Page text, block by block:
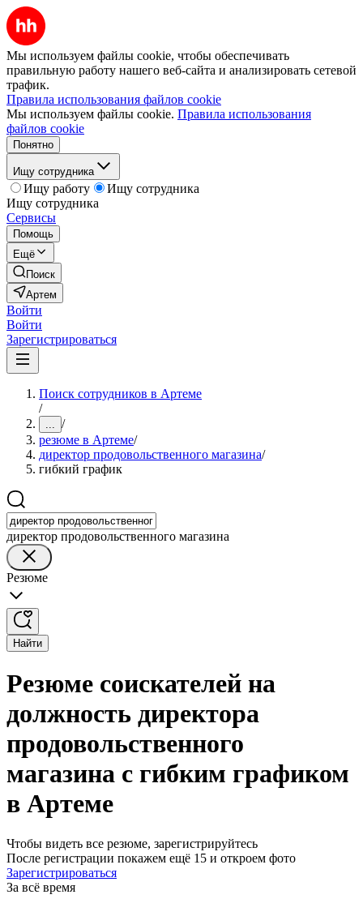
Мы используем файлы cookie, чтобы обеспечивать
правильную работу нашего веб-сайта и анализировать сетевой
трафик.
Правила использования файлов cookie
Мы используем файлы cookie. Правила использования
файлов cookie
Понятно
Ищу сотрудника
Ищу работу
Ищу сотрудника
Ищу сотрудника
Сервисы
Помощь
Ещё
Поиск
Артем
Войти
Войти
Зарегистрироваться
Поиск сотрудников в Артеме
/
... /
резюме в Артеме/
директор продовольственного магазина/
гибкий график
директор продовольственного магазина
Резюме
Найти
Резюме соискателей на
должность директора
продовольственного
магазина с гибким графиком
в Артеме
Чтобы видеть все резюме, зарегистрируйтесь
После регистрации покажем ещё 15 и откроем фото
Зарегистрироваться
За всё время